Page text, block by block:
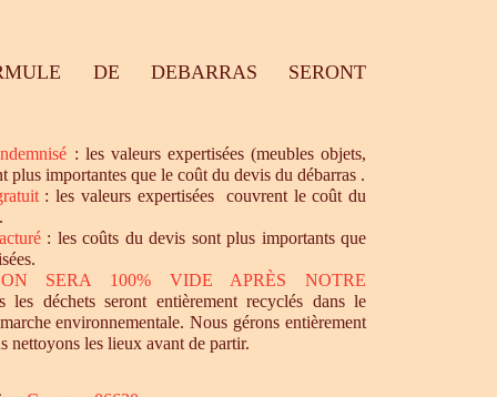
DE DEBARRAS SERONT
: les valeurs expertisées (meubles objets,
plus importantes que le coût du devis du débarras .
: les valeurs expertisées couvrent le coût du
: les coûts du devis sont plus importants que
SERA 100% VIDE APRÈS NOTRE
les déchets seront entièrement recyclés dans le
environnementale. Nous gérons entièrement
nettoyons les lieux avant de partir.